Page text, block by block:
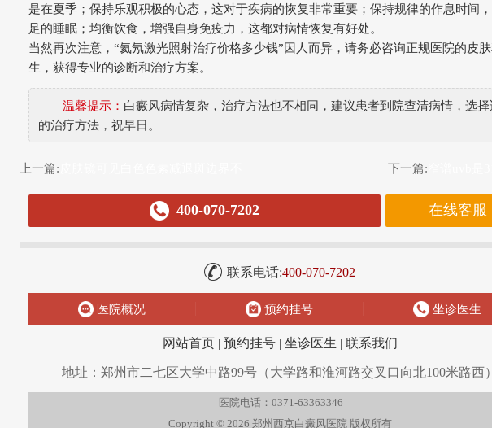
是在夏季；保持乐观积极的心态，这对于疾病的恢复非常重要；保持规律的作息时间
足的睡眠；均衡饮食，增强自身免疫力，这都对病情恢复有好处。
当然再次注意，“氦氖激光照射治疗价格多少钱”因人而异，请务必咨询正规医院的皮
生，获得专业的诊断和治疗方案。
温馨提示： 白癜风病情复杂，治疗方法也不相同，建议患者到院查清病情，选择
的治疗方法，祝早日。
上一篇: 下一篇:
400-070-7202 在线客服
联系电话:400-070-7202
医院概况 预约挂号 坐诊医生
网站首页| 预约挂号| 坐诊医生 | 联系我们
地址：郑州市二七区大学中路99号（大学路和淮河路交叉口向北100米路西）
医院电话：0371-63363346
Copyright © 2026 郑州西京白癜风医院版权所有